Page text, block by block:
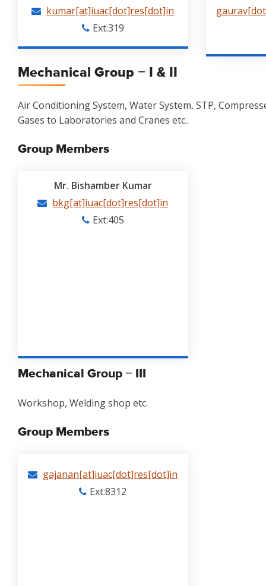
kumar[at]iuac[dot]res[dot]in
Ext:319
Mechanical Group − I & II
Air Conditioning System, Water System, STP,
Gases to Laboratories and Cranes etc..
Group Members
Mr. Bishamber Kumar
bkg[at]iuac[dot]res[dot]in
Ext:405
Mechanical Group − III
Workshop, Welding shop etc.
Group Members
gajanan[at]iuac[dot]res[dot]in
Ext:8312